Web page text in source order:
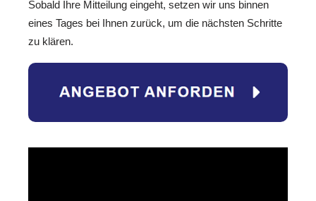
Sobald Ihre Mitteilung eingeht, setzen wir uns binnen
eines Tages bei Ihnen zurück, um die nächsten Schritte
zu klären.